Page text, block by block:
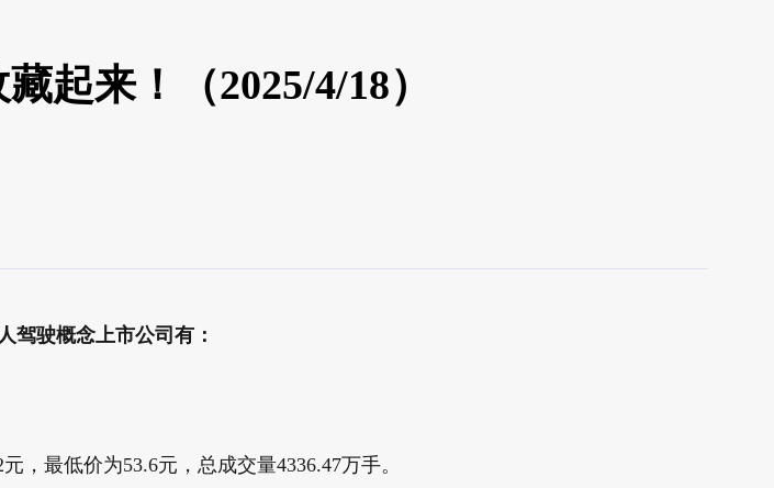
起来！（2025/4/18）
驾驶概念上市公司有：
，最低价为53.6元，总成交量4336.47万手。